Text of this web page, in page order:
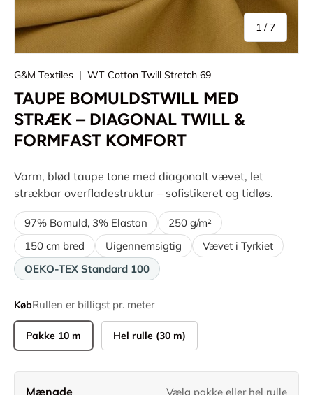
1 / af
7
G&M Textiles | WT Cotton Twill Stretch 69
TAUPE BOMULDSTWILL MED
STRÆK – DIAGONAL TWILL &
FORMFAST KOMFORT
Varm, blød taupe tone med diagonalt vævet, let
strækbar overfladestruktur – sofistikeret og tidløs.
97% Bomuld, 3% Elastan
250 g/m²
150 cm bred
Uigennemsigtig
Vævet i Tyrkiet
OEKO-TEX Standard 100
KøbRullen er billigst pr. meter
Pakke 10 m Hel rulle (30 m)
Mængde Vælg pakke eller hel rulle